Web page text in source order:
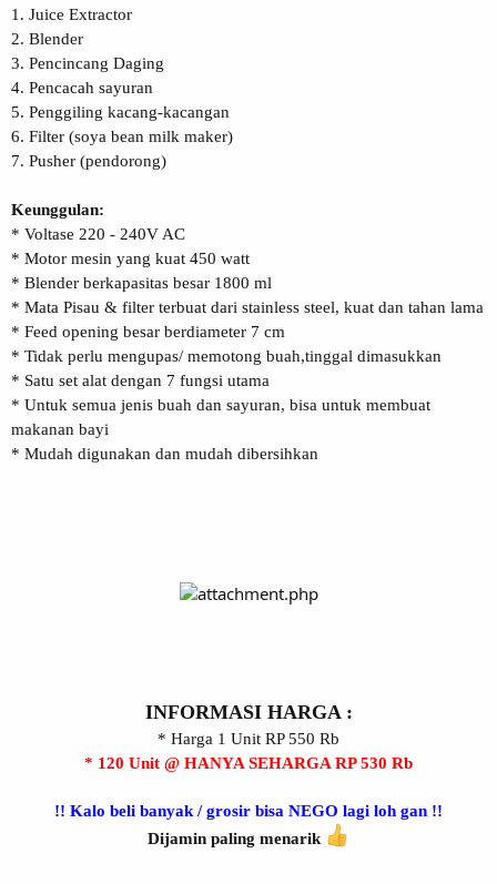
1. Juice Extractor
2. Blender
3. Pencincang Daging
4. Pencacah sayuran
5. Penggiling kacang-kacangan
6. Filter (soya bean milk maker)
7. Pusher (pendorong)
Keunggulan:
* Voltase 220 - 240V AC
* Motor mesin yang kuat 450 watt
* Blender berkapasitas besar 1800 ml
* Mata Pisau & filter terbuat dari stainless steel, kuat dan tahan lama
* Feed opening besar berdiameter 7 cm
* Tidak perlu mengupas/ memotong buah,tinggal dimasukkan
* Satu set alat dengan 7 fungsi utama
* Untuk semua jenis buah dan sayuran, bisa untuk membuat
makanan bayi
* Mudah digunakan dan mudah dibersihkan
INFORMASI HARGA :
* Harga 1 Unit RP 550 Rb
* 120 Unit @ HANYA SEHARGA RP 530 Rb
!! Kalo beli banyak / grosir bisa NEGO lagi loh gan !!
Dijamin paling menarik